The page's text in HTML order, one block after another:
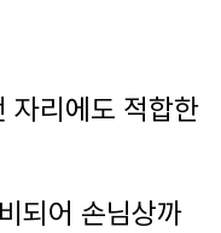
자리에도 적합한
되어 손님상까